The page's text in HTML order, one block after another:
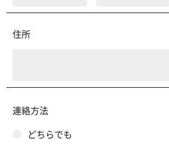
住所
連絡方法
どちらでも